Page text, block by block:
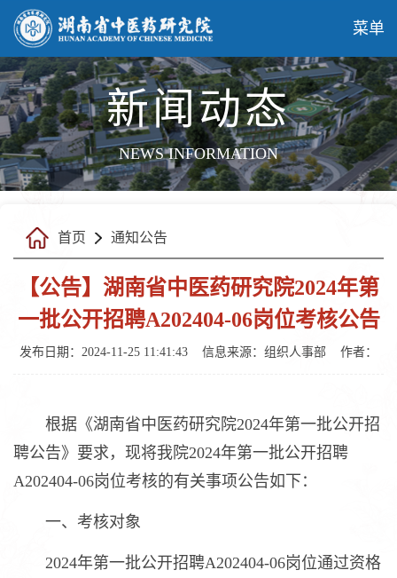
菜单
新闻动态
NEWS INFORMATION
首页 通知公告
【公告】湖南省中医药研究院2024年第
一批公开招聘A202404-06岗位考核公告
发布日期：2024-11-25 11:41:43 信息来源： 组织人事部 作者：
根据《湖南省中医药研究院2024年第一批公开招
聘公告》要求，现将我院2024年第一批公开招聘
A202404-06岗位考核的有关事项公告如下：
一、考核对象
2024年第一批公开招聘A202404-06岗位通过资格